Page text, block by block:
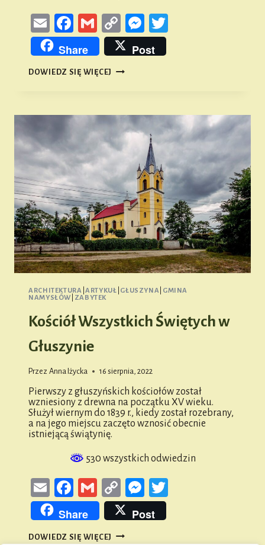
EmailFacebook
GmailCopy
Link
Messenger
Share Post
DOWIEDZ SIĘ WIĘCEJ CO
NAMYSŁOWSKIEGO?
ARCHITEKTURA |ARTYKUŁ GŁUSZYNA GMINA
NAMYSŁÓW
ZABYTEK
Kościół Wszystkich Świętych w
Głuszynie
Przez Anna Iżycka 16 sierpnia, 2022
Pierwszy z głuszyńskich kościołów został
wzniesiony z drewna na początku XV wieku.
Służył wiernym do 1839 r., kiedy został rozebrany,
a na jego miejscu zaczęto wznosić obecnie
istniejącą świątynię.
530 wszystkich odwiedzin
EmailFacebook
GmailCopy
Link
Messenger
Share Post
DOWIEDZ SIĘ WIĘCEJ KOŚCIÓŁ
WSZYSTKICH